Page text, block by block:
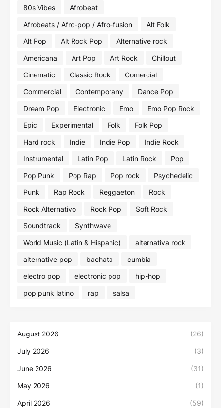
80s Vibes
Afrobeat
Afrobeats / Afro-pop / Afro-fusion
Alt Folk
Alt Pop
Alt Rock Pop
Alternative rock
Americana
Art Pop Art Rock
Chillout
Cinematic
Classic Rock
Comercial
Commercial
Contemporany
Dance Pop
Dream Pop
Electronic Emo
Emo Pop Rock
Epic
Experimental Folk
Folk Pop
Hard rock
Indie Indie Pop
Indie Rock
Instrumental
Latin Pop Latin Rock
Pop
Pop Punk
Pop Rap Pop rock
Psychedelic
Punk
Rap Rock Reggaeton
Rock
Rock Alternativo
Rock Pop
Soft Rock
Soundtrack
Synthwave
World Music (Latin & Hispanic)
alternativa rock
alternative pop
bachata
cumbia
electro pop
electronic pop
hip-hop
pop punk latino
rap salsa
August 2026 (26)
July 2026 (3)
June 2026 (31)
May 2026 (1)
April 2026 (59)